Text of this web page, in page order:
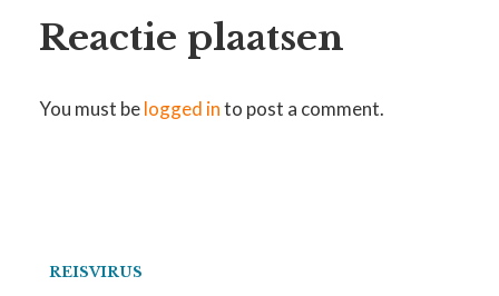
Reactie plaatsen
You must belogged into post a comment.
REISVIRUS